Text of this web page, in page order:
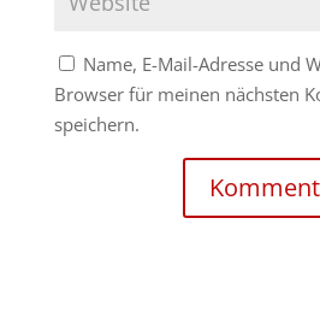
Name, E-Mail-Adresse und
Browser für meinen nächsten
speichern.